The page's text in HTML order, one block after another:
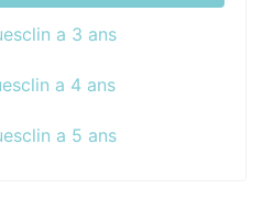
a 3 ans
a 4 ans
a 5 ans